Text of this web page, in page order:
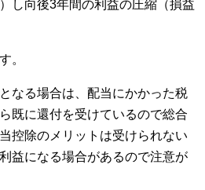
し向後3年間の利益の圧縮（損益
。
なる場合は、配当にかかった税
既に還付を受けているので総合
控除のメリットは受けられない
益になる場合があるので注意が